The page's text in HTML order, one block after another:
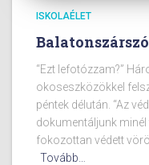
ISKOLAÉLET
Balatonszárszó
“Ezt lefotózzam?”
okoseszközökkel
péntek délután. “Az
dokumentáljunk
fokozottan védett
Tovább…